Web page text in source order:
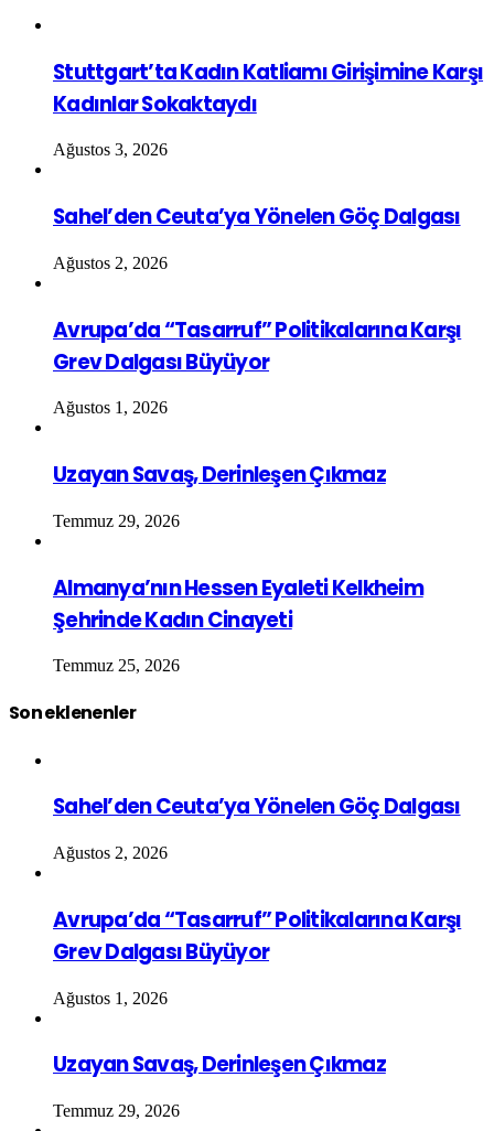
Stuttgart’ta Kadın Katliamı Girişimine Karşı
Kadınlar Sokaktaydı
Ağustos 3, 2026
Sahel’den Ceuta’ya Yönelen Göç Dalgası
Ağustos 2, 2026
Avrupa’da “Tasarruf” Politikalarına Karşı
Grev Dalgası Büyüyor
Ağustos 1, 2026
Uzayan Savaş, Derinleşen Çıkmaz
Temmuz 29, 2026
Almanya’nın Hessen Eyaleti Kelkheim
Şehrinde Kadın Cinayeti
Temmuz 25, 2026
Son eklenenler
Sahel’den Ceuta’ya Yönelen Göç Dalgası
Ağustos 2, 2026
Avrupa’da “Tasarruf” Politikalarına Karşı
Grev Dalgası Büyüyor
Ağustos 1, 2026
Uzayan Savaş, Derinleşen Çıkmaz
Temmuz 29, 2026